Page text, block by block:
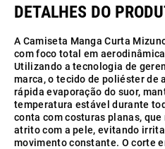
A Camiseta Manga Curta
com foco total em
Utilizando a tecnologia de
marca, o tecido de poliéster de
rápida evaporação do suor,
temperatura estável durante
conta com costuras planas,
atrito com a pele, evitando
movimento constante. O corte